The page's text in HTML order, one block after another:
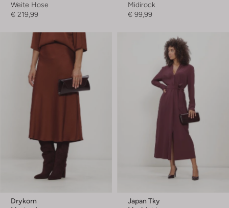
Weite Hose
€ 219,99
Midirock
€ 99,99
Drykorn
Japan Tky